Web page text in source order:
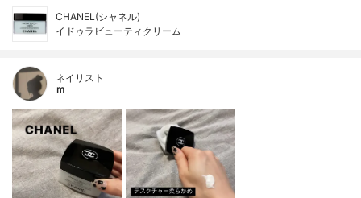
CHANEL(シャネル)
イドゥラビューティクリーム
ネイリスト
ｍ